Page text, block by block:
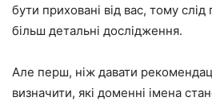
бути приховані від вас, тому
більш детальні дослідження.
Але перш, ніж давати
визначити, які доменні імена